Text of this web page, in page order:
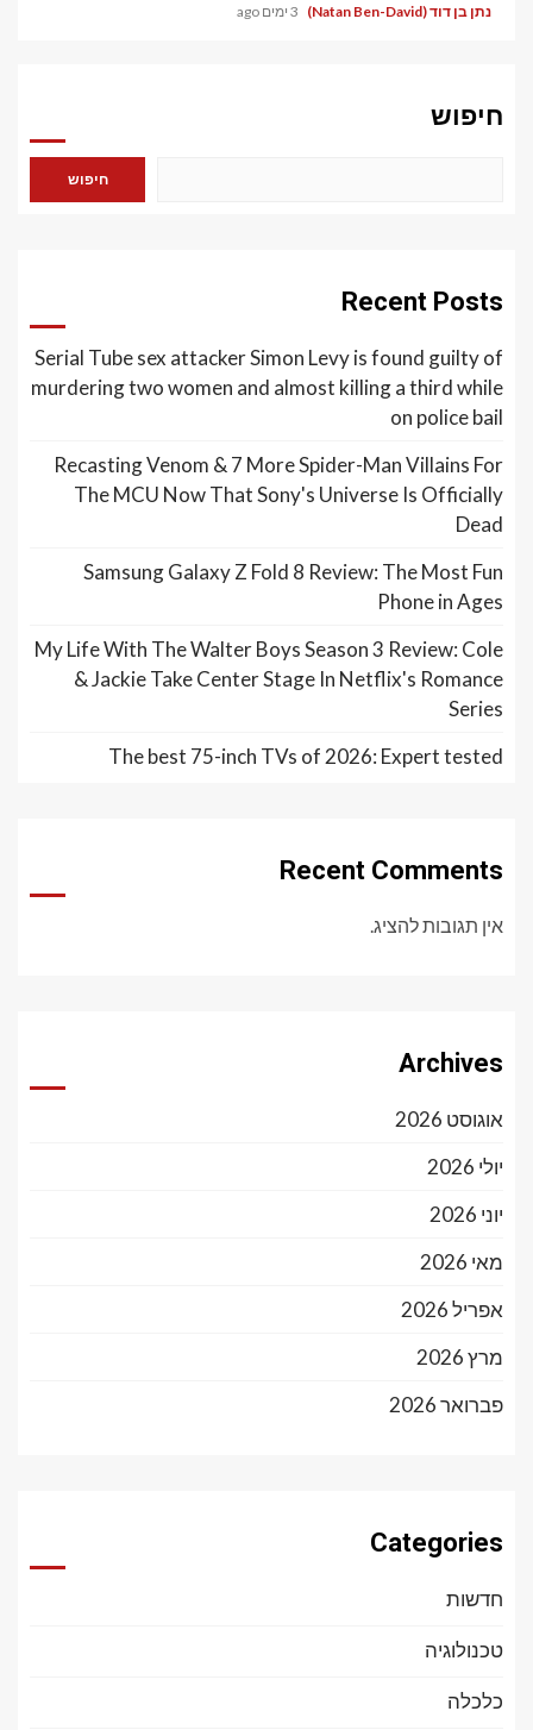
נתן בן דוד (Natan Ben-David) 3 ימים ago
חיפוש
חיפוש
Recent Posts
Serial Tube sex attacker Simon Levy is found guilty of
murdering two women and almost killing a third while
on police bail
Recasting Venom & 7 More Spider-Man Villains For
The MCU Now That Sony's Universe Is Officially
Dead
Samsung Galaxy Z Fold 8 Review: The Most Fun
Phone in Ages
My Life With The Walter Boys Season 3 Review: Cole
& Jackie Take Center Stage In Netflix's Romance
Series
The best 75-inch TVs of 2026: Expert tested
Recent Comments
אין תגובות להציג.
Archives
אוגוסט 2026
יולי 2026
יוני 2026
מאי 2026
אפריל 2026
מרץ 2026
פברואר 2026
Categories
חדשות
טכנולוגיה
כלכלה